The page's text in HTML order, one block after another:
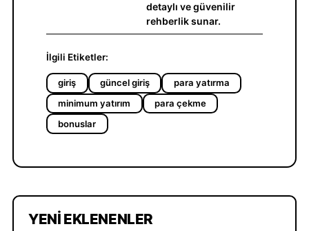
detaylı ve güvenilir
rehberlik sunar.
İlgili Etiketler:
giriş güncel giriş
para yatırma
minimum yatırım
para çekme
bonuslar
YENI EKLENENLER